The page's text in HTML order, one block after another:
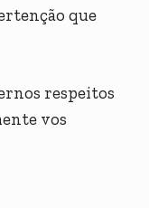
que
respeitos
vos